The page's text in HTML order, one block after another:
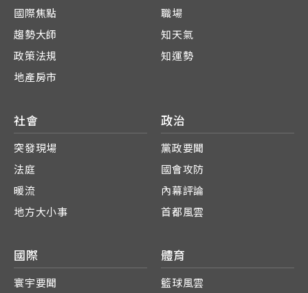
國際焦點
趨勢大師
政策法規
地產房市
職場
知天氣
知運勢
社會
突發現場
法庭
暖流
地方大小事
政治
黨政要聞
國會攻防
內幕評論
首都風雲
國際
寰宇要聞
體育
籃球風雲